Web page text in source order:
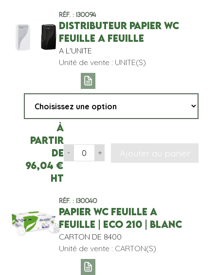
Réf. : I30094
DISTRIBUTEUR PAPIER WC
FEUILLE A FEUILLE
A L'UNITE
Unité de vente : UNITE(S)
À
partir
de
96,04 €
HT
- + Ajouter au panier
Réf. : I30040
PAPIER WC FEUILLE A
FEUILLE | ECO 210 | BLANC
CARTON DE 8400
Unité de vente : CARTON(S)